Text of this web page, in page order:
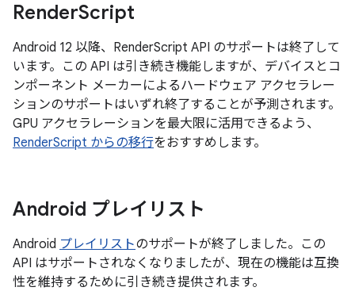
RenderScript
Android 12 以降、RenderScript API のサポートは終了して
います。この API は引き続き機能しますが、デバイスとコ
ンポーネント メーカーによるハードウェア アクセラレー
ションのサポートはいずれ終了することが予測されます。
GPU アクセラレーションを最大限に活用できるよう、
RenderScript からの移行をおすすめします。
Android プレイリスト
Android プレイリストのサポートが終了しました。この
API はサポートされなくなりましたが、現在の機能は互換
性を維持するために引き続き提供されます。